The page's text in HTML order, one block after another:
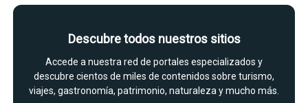
Descubre todos nuestros sitios
Accede a nuestra red de portales especializados y
descubre cientos de miles de contenidos sobre turismo,
viajes, gastronomía, patrimonio, naturaleza y mucho más.